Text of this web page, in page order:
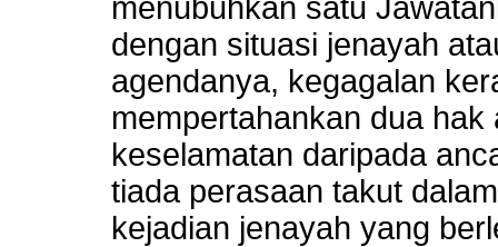
menubuhkan satu
dengan situasi jenayah
agendanya, kegagalan
mempertahankan dua
keselamatan daripada
tiada perasaan takut
kejadian jenayah yang